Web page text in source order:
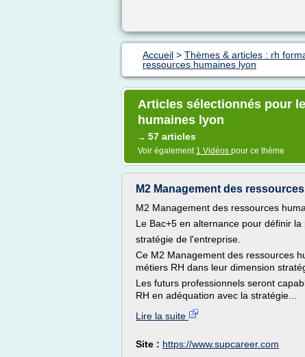
Accueil > Thèmes & articles : rh
ressources humaines lyon
Articles sélectionnés pour
humaines lyon
→ 57 articles
Voir également 1 Vidéos pour ce thème
M2 Management des
M2 Management des ressources
Le Bac+5 en alternance pour définir
stratégie de l'entreprise.
Ce M2 Management des ressources
métiers RH dans leur dimension
Les futurs professionnels seront
RH en adéquation avec la stratégie...
Lire la suite
Site : https://www.supcareer.com